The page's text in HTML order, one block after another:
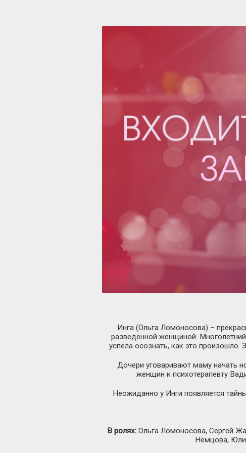
Инга (Ольга Ломоносова) –
разведенной женщиной.
успела осознать, как это произошло.
Дочери уговаривают маму начать
женщин к психотерапевту
Неожиданно у Инги появляется
В ролях: Ольга Ломоносова, Сергей
Немцова,